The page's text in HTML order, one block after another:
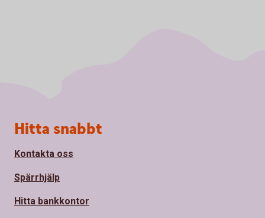
Sidfot
Hitta snabbt
Kontakta oss
Spärrhjälp
Hitta bankkontor